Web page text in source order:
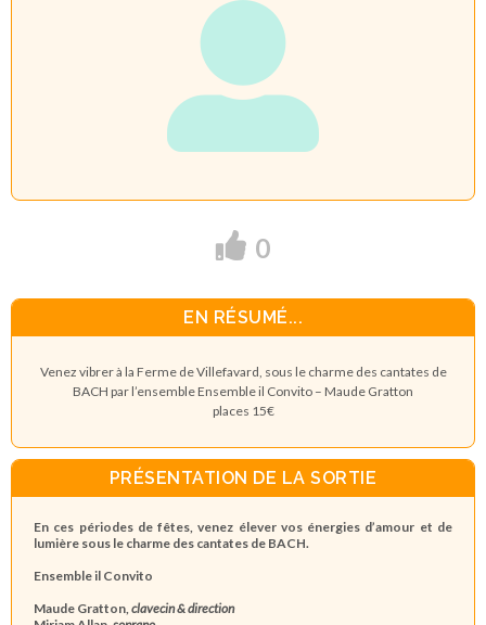
0
EN RÉSUMÉ...
Venez vibrer à la Ferme de Villefavard, sous le charme des cantates de
BACH par l’ensemble Ensemble il Convito – Maude Gratton
places 15€
PRÉSENTATION DE LA SORTIE
En ces périodes de fêtes, venez élever vos énergies d’amour et de
lumière sous le charme des cantates de BACH.
Ensemble il Convito
Maude Gratton, clavecin & direction